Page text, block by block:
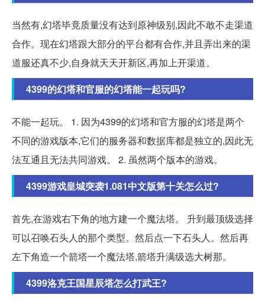
当然有,幻塔毕竟质量没有达到原神级别,因此不敢不走渠道
合作。现在幻塔跟大部分的平台都有合作,并且弄出来的渠
道服还真不少,自身就天天开新区,再加上开渠道。
4399的幻塔和官服的幻塔能一起玩吗?
不能一起玩。 1. 因为4399的幻塔和官方服的幻塔是两个
不同的游戏版本,它们的服务器和数据库都是独立的,因此无
法互通且无法共同游戏。 2. 虽然两个版本的游戏。
4399游戏皇城突袭1.081中文版第十关怎么过?
首先,在游戏右下角的地方建一个魔法塔。 升到最顶级选择
可以召唤石头人的那个类型。然后点一下石头人。然后再
左下角造一个箭塔一个魔法塔,箭塔升满级选大树那。
4399洛克王国星辰塔怎么打武王?